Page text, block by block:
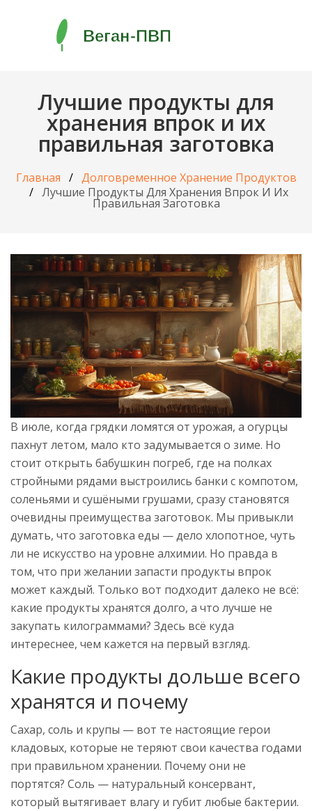
Лучшие продукты для
хранения впрок и их
правильная заготовка
Главная
Долговременное Хранение Продуктов
Лучшие Продукты Для Хранения Впрок И Их
Правильная Заготовка
В июле, когда грядки ломятся от урожая, а огурцы
пахнут летом, мало кто задумывается о зиме. Но
стоит открыть бабушкин погреб, где на полках
стройными рядами выстроились банки с компотом,
соленьями и сушёными грушами, сразу становятся
очевидны преимущества заготовок. Мы привыкли
думать, что заготовка еды — дело хлопотное, чуть
ли не искусство на уровне алхимии. Но правда в
том, что при желании запасти продукты впрок
может каждый. Только вот подходит далеко не всё:
какие продукты хранятся долго, а что лучше не
закупать килограммами? Здесь всё куда
интереснее, чем кажется на первый взгляд.
Какие продукты дольше всего
хранятся и почему
Сахар, соль и крупы — вот те настоящие герои
кладовых, которые не теряют свои качества годами
при правильном хранении. Почему они не
портятся? Соль — натуральный консервант,
который вытягивает влагу и губит любые бактерии.